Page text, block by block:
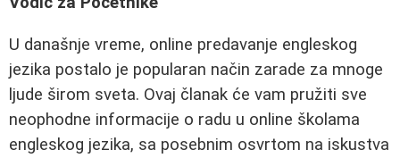
U današnje vreme, online predavanje engleskog
jezika postalo je popularan način zarade za mnoge
ljude širom sveta. Ovaj članak će vam pružiti sve
neophodne informacije o radu u online školama
engleskog jezika, sa posebnim osvrtom na iskustva